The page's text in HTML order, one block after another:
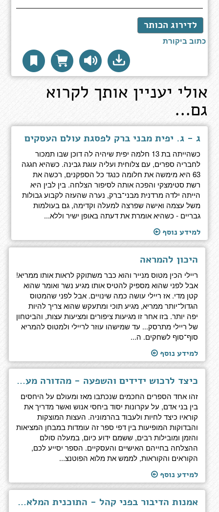
לדירוג הכותר
כתוב ביקורת
אולי יעניין אותך לקרוא
גם...
ג - ג. יפית מבני ברק לפסגת עולם העסקים
כשהייתה בת 13 חלמה יפית שיהיה לה דוכן שבו תמכור
לחבריה ספרים, עם צלוחית ועליה עוגת גבינה. כשהיא חגגה
63 היא מימשה את חלומה כנגד כל הספקנים, רכשה את
רשת סטימצקי והפכה אותה לסיפור הצלחה. בין לבין היא
הייתה ילדה מרדנית מבני־ברק, נערה שהעזה לקבוע גבולות
משל עצמה ואישה שפרצה למעלה וקדימה, גם בעולמות
גבריים - כשהיא אומרת את דעתה באופן ישיר וללא...
למידע נוסף
היכון להמראה
ריילי הכין מטוס מנייר והוא כבר משתוקק לראות אותו ממריא!
אבל לפני שהוא מספיק להטיס אותו מגיע נשר ואומר שהוא
קטן מדי. אז ריילי עושה כמה שינויים. אבל לפני שהמטוס
הגדול־יותר ממריא, מגיע תוכי ומתעקש שהוא צריך להיות
יפה יותר. בזו אחר זו מגיעות ציפורים ומציעות עצות, והביטחון
של ריילי מתרסק... עד שמישהו עוזר לריילי ולמטוס להמריא
סוף־סוף לשחקים. ה...
למידע נוסף
כיצד לרכוש ידידים והשפעה - מהדורה מעודכנת לדור המנהיגים הבא
זהו אחד הספרים החכמים שנכתבו מאז ומעולם על היחסים
בין בני אדם, על עקרונות יסוד ביחסי אנוש ואשר מדריך את
קוראיו כיצד לחיות ולעבוד בהרמוניה. העצות המוצקות
והבדוקות המופיעות בין דפי ספר זה עומדות במבחן המציאות
והזמן ומובילות רבים, ששמם ידוע כיום, במעלה סולם
ההצלחה בחייהם האישיים והעסקיים. הספר יסייע לכם,
הקוראים והקוראות, לממש את מלוא הפוטנצ...
למידע נוסף
אמנות הדיבור בפני קהל - התוכנית המלאה, ערוכה מחדש ומעודכנת על ידי דוקטור ארתור פל